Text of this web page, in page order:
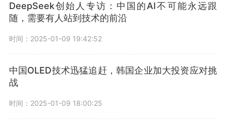
DeepSeek创始人专访：中国的AI不可能永远跟
随，需要有人站到技术的前沿
时间：2025-01-09 19:42:52
中国OLED技术迅猛追赶，韩国企业加大投资应对挑
战
时间：2025-01-09 18:00:25